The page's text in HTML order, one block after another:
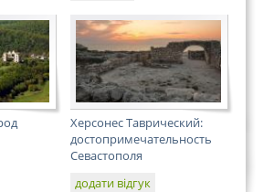
Херсонес Таврический:
достопримечательность
Севастополя
додати відгук